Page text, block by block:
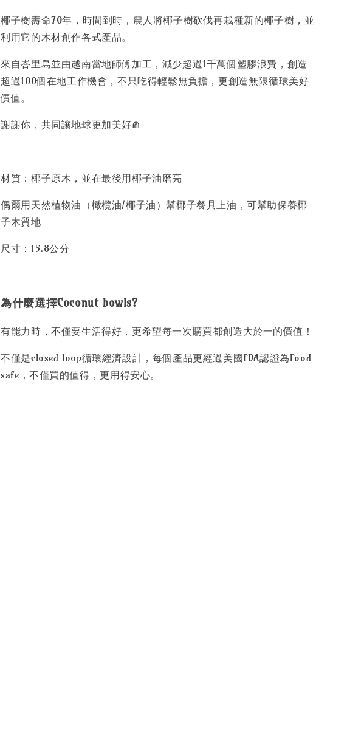
椰子樹壽命70年，時間到時，農人將椰子樹砍伐再栽種新的椰子樹，並
利用它的木材創作各式產品。
來自峇里島並由越南當地師傅加工，減少超過1千萬個塑膠浪費，創造
超過100個在地工作機會，不只吃得輕鬆無負擔，更創造無限循環美好
價值。
謝謝你，共同讓地球更加美好⋒
材質：椰子原木，並在最後用椰子油磨亮
偶爾用天然植物油（橄欖油/椰子油）幫椰子餐具上油，可幫助保養椰
子木質地
尺寸：15.8公分
為什麼選擇Coconut bowls?
有能力時，不僅要生活得好，更希望每一次購買都創造大於一的價值！
不僅是closed loop循環經濟設計，每個產品更經過美國FDA認證為Food
safe，不僅買的值得，更用得安心。